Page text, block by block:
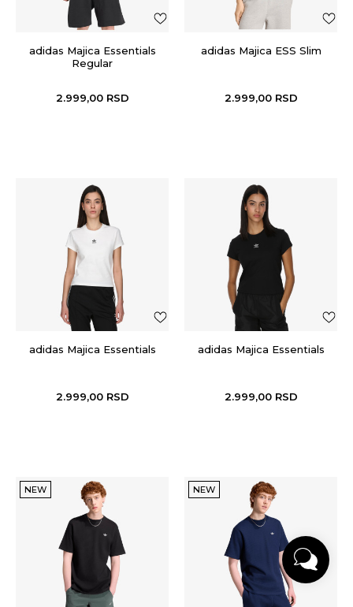
adidas Majica Essentials
Regular
2.999,00 RSD
adidas Majica ESS Slim
2.999,00 RSD
adidas Majica Essentials
2.999,00 RSD
adidas Majica Essentials
2.999,00 RSD
NEW NEW